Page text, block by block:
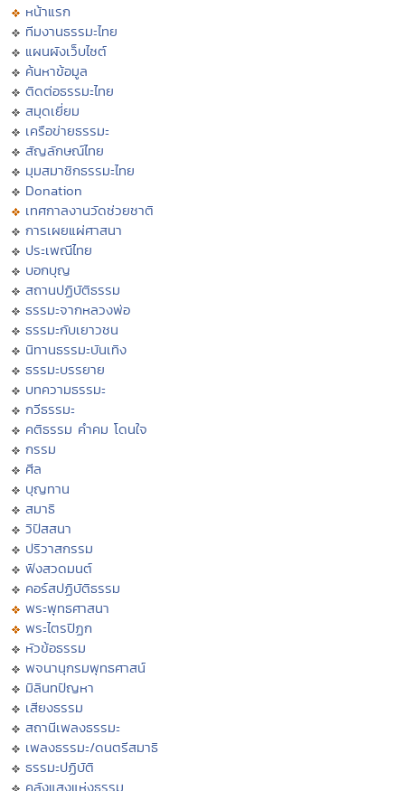
หน้าแรก
ทีมงานธรรมะไทย
แผนผังเว็บไซต์
ค้นหาข้อมูล
ติดต่อธรรมะไทย
สมุดเยี่ยม
เครือข่ายธรรมะ
สัญลักษณ์ไทย
มุมสมาชิกธรรมะไทย
Donation
เทศกาลงานวัดช่วยชาติ
การเผยแผ่ศาสนา
ประเพณีไทย
บอกบุญ
สถานปฏิบัติธรรม
ธรรมะจากหลวงพ่อ
ธรรมะกับเยาวชน
นิทานธรรมะบันเทิง
ธรรมะบรรยาย
บทความธรรมะ
กวีธรรมะ
คติธรรม คำคม โดนใจ
กรรม
ศีล
บุญทาน
สมาธิ
วิปัสสนา
ปริวาสกรรม
ฟังสวดมนต์
คอร์สปฏิบัติธรรม
พระพุทธศาสนา
พระไตรปิฏก
หัวข้อธรรม
พจนานุกรมพุทธศาสน์
มิลินทปัญหา
เสียงธรรม
สถานีเพลงธรรมะ
เพลงธรรมะ/ดนตรีสมาธิ
ธรรมะปฏิบัติ
คลังแสงแห่งธรรม